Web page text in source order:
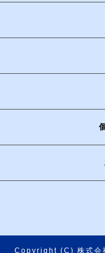
Copyright (C) 株式会